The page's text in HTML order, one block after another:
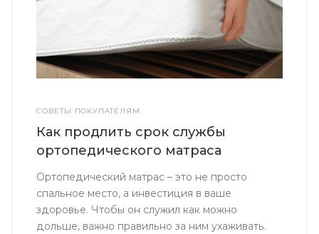
СОВЕТЫ ПОКУПАТЕЛЯМ
Как продлить срок службы
ортопедического матраса
Ортопедический матрас – это не просто
спальное место, а инвестиция в ваше
здоровье. Чтобы он служил как можно
дольше, важно правильно за ним ухаживать.